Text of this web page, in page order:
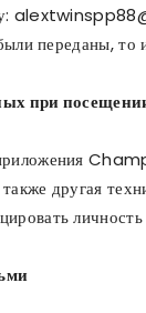
переданы,
при
другая
личность